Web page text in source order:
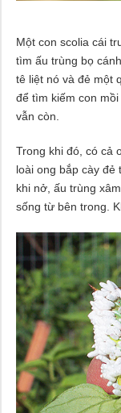
Một con scolia cái
tìm ấu trùng bọ
tê liệt nó và đẻ một
để tìm kiếm con
vẫn còn.
Trong khi đó, có cả
loài ong bắp cày đẻ
khi nở, ấu trùng
sống từ bên trong.